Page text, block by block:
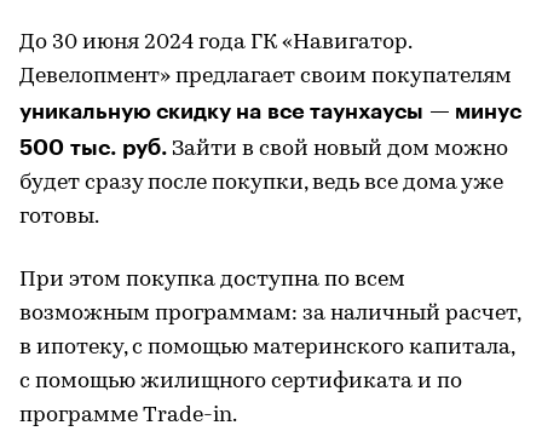
До 30 июня 2024 года ГК «Навигатор.
Девелопмент» предлагает своим покупателям
уникальную скидку на все таунхаусы — минус
500 тыс. руб. Зайти в свой новый дом можно
будет сразу после покупки, ведь все дома уже
готовы.
При этом покупка доступна по всем
возможным программам: за наличный расчет,
в ипотеку, с помощью материнского капитала,
с помощью жилищного сертификата и по
программе Trade-in.